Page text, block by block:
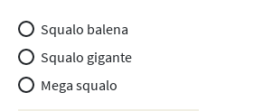
Squalo balena
Squalo gigante
Mega squalo